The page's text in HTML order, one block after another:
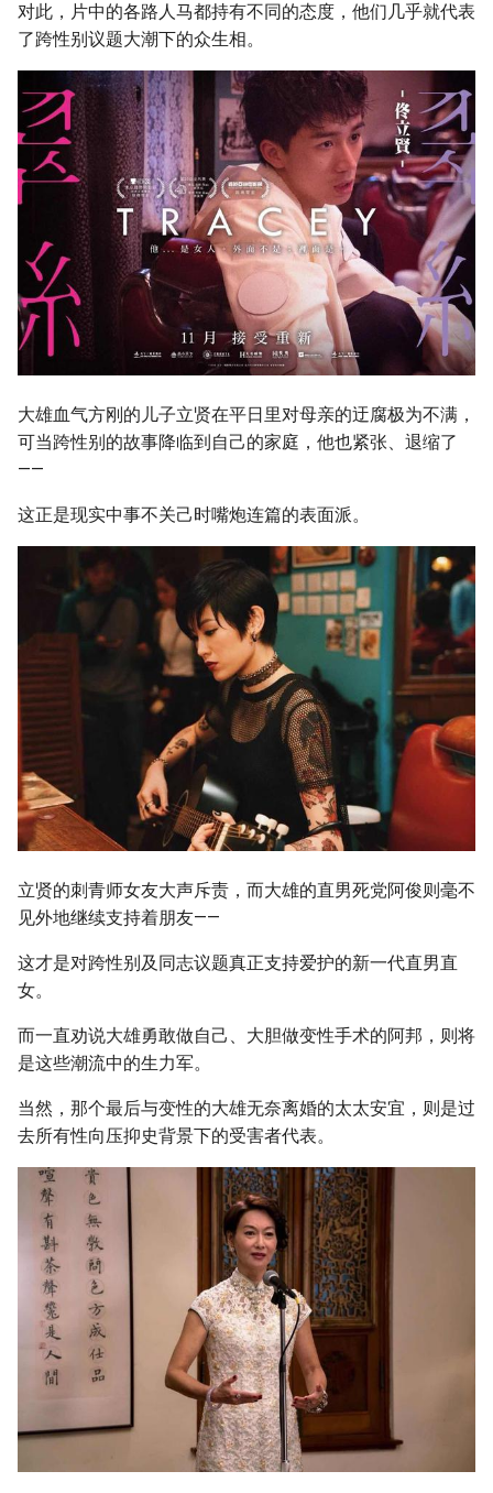
对此，片中的各路人马都持有不同的态度，他们几乎就代表
了跨性别议题大潮下的众生相。
大雄血气方刚的儿子立贤在平日里对母亲的迂腐极为不满，
可当跨性别的故事降临到自己的家庭，他也紧张、退缩了
——
这正是现实中事不关己时嘴炮连篇的表面派。
立贤的刺青师女友大声斥责，而大雄的直男死党阿俊则毫不
见外地继续支持着朋友——
这才是对跨性别及同志议题真正支持爱护的新一代直男直
女。
而一直劝说大雄勇敢做自己、大胆做变性手术的阿邦，则将
是这些潮流中的生力军。
当然，那个最后与变性的大雄无奈离婚的太太安宜，则是过
去所有性向压抑史背景下的受害者代表。